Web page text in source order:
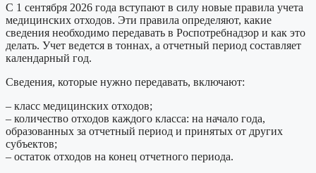
С 1 сентября 2026 года вступают в силу новые правила учета
медицинских отходов. Эти правила определяют, какие
сведения необходимо передавать в Роспотребнадзор и как это
делать. Учет ведется в тоннах, а отчетный период составляет
календарный год.
Сведения, которые нужно передавать, включают:
– класс медицинских отходов;
– количество отходов каждого класса: на начало года,
образованных за отчетный период и принятых от других
субъектов;
– остаток отходов на конец отчетного периода.